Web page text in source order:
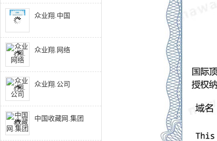
众业翔.中国
众业翔.网络
众业翔.公司
中国收藏网.集团